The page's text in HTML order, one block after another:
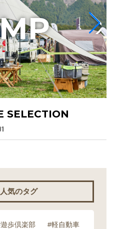
SELECTION
気のタグ
歩倶楽部
#軽自動車